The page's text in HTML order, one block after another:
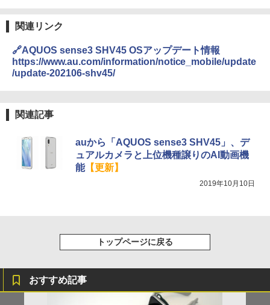
関連リンク
🔗AQUOS sense3 SHV45 OSアップデート情報
https://www.au.com/information/notice_mobile/update
/update-202106-shv45/
関連記事
auから「AQUOS sense3 SHV45」、デ
ュアルカメラと上位機種譲りのAI動画機
能【更新】
2019年10月10日
トップページに戻る
おすすめ記事